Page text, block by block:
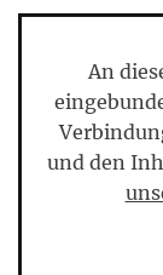
An
und den